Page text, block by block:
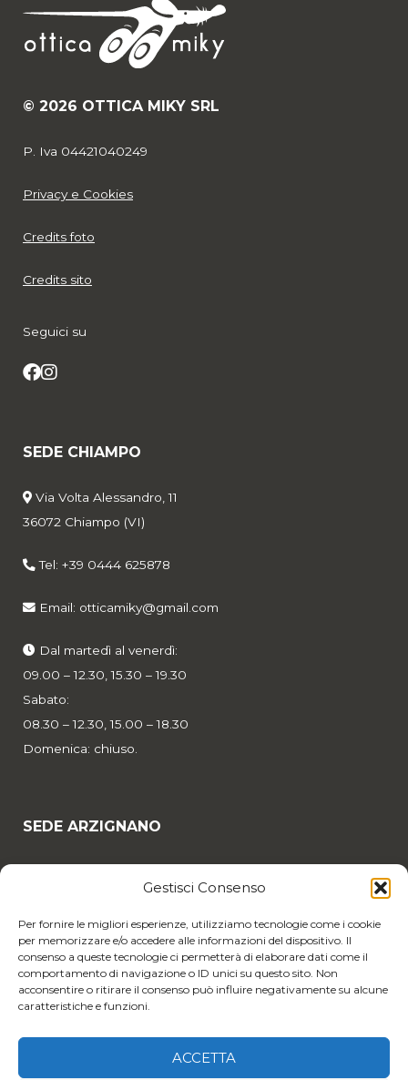
Gestisci Consenso
Per fornire le migliori esperienze, utilizziamo tecnologie come i cookie
per memorizzare e/o accedere alle informazioni del dispositivo. Il
consenso a queste tecnologie ci permetterà di elaborare dati come il
comportamento di navigazione o ID unici su questo sito. Non
acconsentire o ritirare il consenso può influire negativamente su alcune
caratteristiche e funzioni.
ACCETTA
© 2026 OTTICA MIKY SRL
P. Iva 04421040249
Privacy e Cookies
Credits foto
Credits sito
Seguici su
SEDE CHIAMPO
Via Volta Alessandro, 11
36072 Chiampo (VI)
Tel: +39 0444 625878
Email: otticamiky@gmail.com
Dal martedì al venerdì:
09.00 – 12.30, 15.30 – 19.30
Sabato:
08.30 – 12.30, 15.00 – 18.30
Domenica: chiuso.
SEDE ARZIGNANO
36071 Arzignano (VI)
Tel: +39 0444 452586
Email: otticamiky@gmail.com